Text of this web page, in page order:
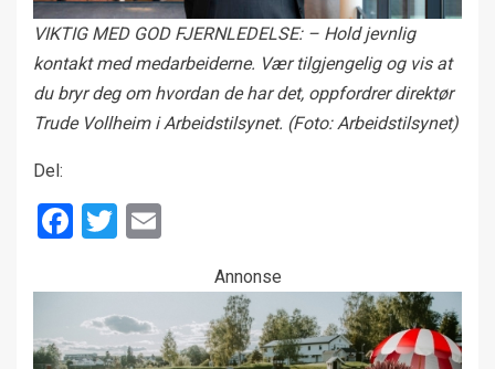
VIKTIG MED GOD FJERNLEDELSE: – Hold jevnlig
kontakt med medarbeiderne. Vær tilgjengelig og vis at
du bryr deg om hvordan de har det, oppfordrer direktør
Trude Vollheim i Arbeidstilsynet. (Foto: Arbeidstilsynet)
Del:
Facebook
Twitter
Annonse